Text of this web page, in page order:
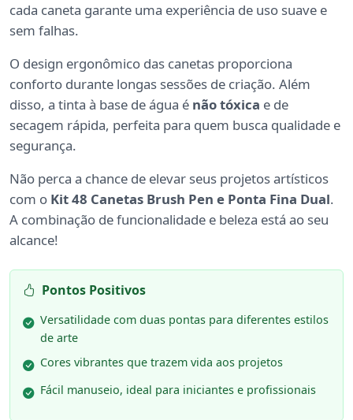
cada caneta garante uma experiência de uso suave e
sem falhas.
O design ergonômico das canetas proporciona
conforto durante longas sessões de criação. Além
disso, a tinta à base de água é não tóxica e de
secagem rápida, perfeita para quem busca qualidade e
segurança.
Não perca a chance de elevar seus projetos artísticos
com o Kit 48 Canetas Brush Pen e Ponta Fina Dual.
A combinação de funcionalidade e beleza está ao seu
alcance!
Pontos Positivos
Versatilidade com duas pontas para diferentes estilos
de arte
Cores vibrantes que trazem vida aos projetos
Fácil manuseio, ideal para iniciantes e profissionais